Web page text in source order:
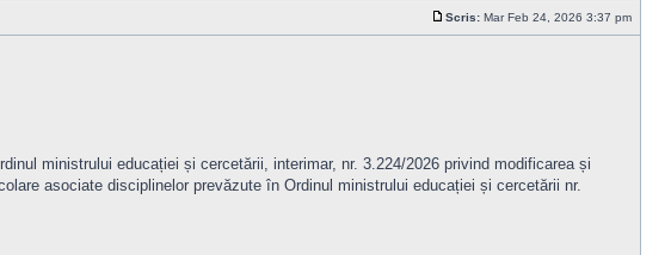
Scris: Mar Feb 24, 2026 3:37 pm
ministrului educației și cercetării, interimar, nr. 3.224/2026 privind modificarea și
asociate disciplinelor prevăzute în Ordinul ministrului educației și cercetării nr.